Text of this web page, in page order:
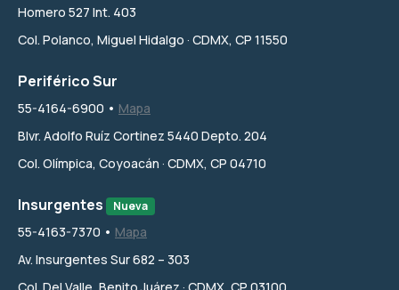
Homero 527 Int. 403
Col. Polanco, Miguel Hidalgo · CDMX, CP 11550
Periférico Sur
55-4164-6900 • Mapa
Blvr. Adolfo Ruíz Cortinez 5440 Depto. 204
Col. Olímpica, Coyoacán · CDMX, CP 04710
Insurgentes Nueva
55-4163-7370 • Mapa
Av. Insurgentes Sur 682 – 303